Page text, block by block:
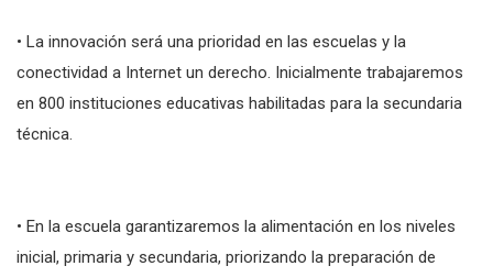
• La innovación será una prioridad en las escuelas y la
conectividad a Internet un derecho. Inicialmente trabajaremos
en 800 instituciones educativas habilitadas para la secundaria
técnica.
• En la escuela garantizaremos la alimentación en los niveles
inicial, primaria y secundaria, priorizando la preparación de